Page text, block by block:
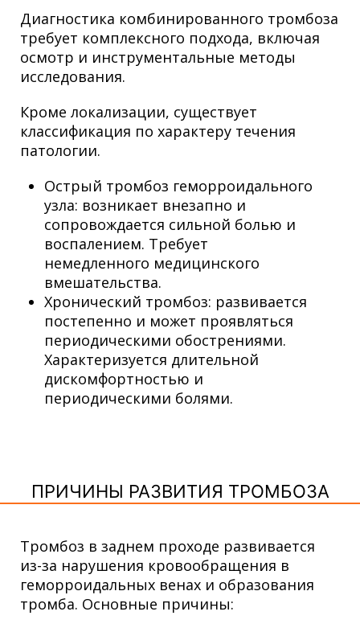
Диагностика комбинированного тромбоза
требует комплексного подхода, включая
осмотр и инструментальные методы
исследования.
Кроме локализации, существует
классификация по характеру течения
патологии.
Острый тромбоз геморроидального
узла: возникает внезапно и
сопровождается сильной болью и
воспалением. Требует
немедленного медицинского
вмешательства.
Хронический тромбоз: развивается
постепенно и может проявляться
периодическими обострениями.
Характеризуется длительной
дискомфортностью и
периодическими болями.
ПРИЧИНЫ РАЗВИТИЯ ТРОМБОЗА
Тромбоз в заднем проходе развивается
из-за нарушения кровообращения в
геморроидальных венах и образования
тромба. Основные причины: